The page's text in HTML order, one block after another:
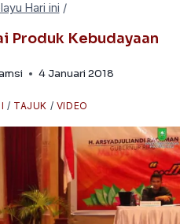
Hari ini /
Produk Kebudayaan
4 Januari 2018
/ TAJUK / VIDEO